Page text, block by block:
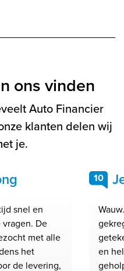
ons vinden
Auto Financier
klanten delen wij
je.
snel en
De
met alle
het
de levering,
10
en